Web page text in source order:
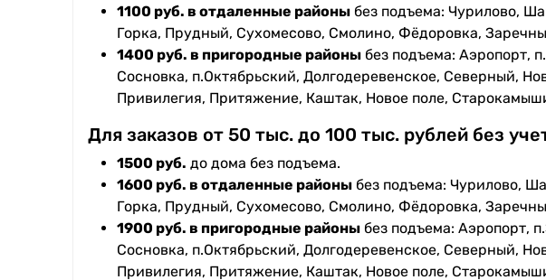
1100 руб. в отдаленные районы без подъема: Чурилово,
Горка, Прудный, Сухомесово, Смолино, Фёдоровка,
1400 руб. в пригородные районы без подъема:
Сосновка, п.Октябрьский, Долгодеревенское, Северный,
Привилегия, Притяжение, Каштак, Новое поле,
Для заказов от 50 тыс. до 100 тыс. рублей без
1500 руб. до дома без подъема.
1600 руб. в отдаленные районы без подъема: Чурилово,
Горка, Прудный, Сухомесово, Смолино, Фёдоровка,
1900 руб. в пригородные районы без подъема: Аэропорт,
Сосновка, п.Октябрьский, Долгодеревенское, Северный,
Привилегия, Притяжение, Каштак, Новое поле,